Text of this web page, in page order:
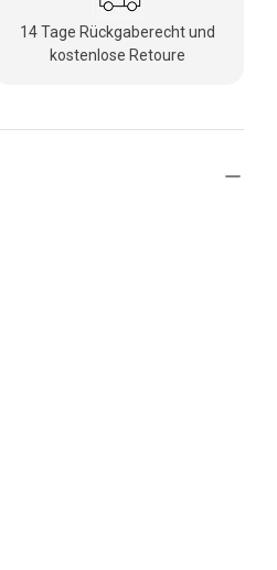
14 Tage Rückgaberecht und
kostenlose Retoure